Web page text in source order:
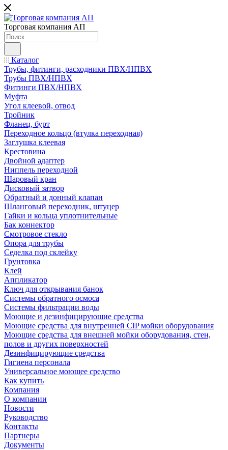
Торговая компания АП
Каталог
Трубы, фитинги, расходники ПВХ/НПВХ
Трубы ПВХ/НПВХ
Фитинги ПВХ/НПВХ
Муфта
Угол клеевой, отвод
Тройник
Фланец, бурт
Переходное кольцо (втулка переходная)
Заглушка клеевая
Крестовина
Двойной адаптер
Ниппель переходной
Шаровый кран
Дисковый затвор
Обратный и донный клапан
Шланговый переходник, штуцер
Гайки и кольца уплотнительные
Бак коннектор
Смотровое стекло
Опора для трубы
Седелка под склейку
Грунтовка
Клей
Аппликатор
Ключ для открывания банок
Системы обратного осмоса
Системы фильтрации воды
Моющие и дезинфицирующие средства
Моющие средства для внутренней CIP мойки оборудования
Моющие средства для внешней мойки оборудования, стен,
полов и других поверхностей
Дезинфицирующие средства
Гигиена персонала
Универсальное моющее средство
Как купить
Компания
О компании
Новости
Руководство
Контакты
Партнеры
Документы